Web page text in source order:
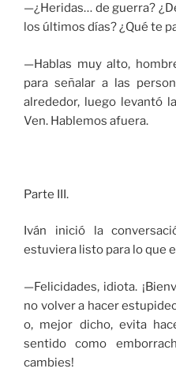
—¿Heridas… de guerra?
los últimos días? ¿Qué te
—Hablas muy alto,
para señalar a las
alrededor, luego levantó
Ven. Hablemos afuera.
Parte III.
Iván inició la
estuviera listo para lo que
—Felicidades, idiota.
no volver a hacer
o, mejor dicho, evita
sentido como
cambies!